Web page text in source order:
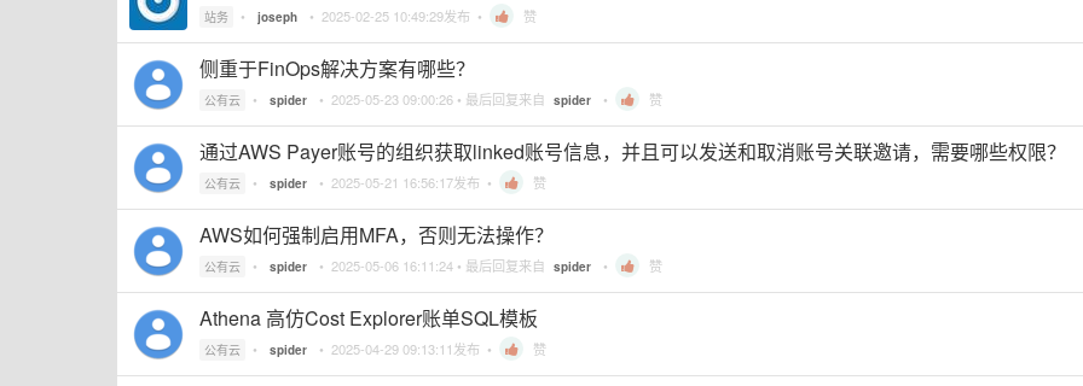
站务 • joseph • 2025-02-25 10:49:29发布 • 赞
侧重于FinOps解决方案有哪些？
公有云 • spider • 2025-05-23 09:00:26 • 最后回复来自 spider • 赞
通过AWS Payer账号的组织获取linked账号信息，并且可以发送和取消账号关联邀请，需要哪些权限？
公有云 • spider • 2025-05-21 16:56:17发布 • 赞
AWS如何强制启用MFA，否则无法操作？
公有云 • spider • 2025-05-06 16:11:24 • 最后回复来自 spider • 赞
Athena 高仿Cost Explorer账单SQL模板
公有云 • spider • 2025-04-29 09:13:11发布 • 赞